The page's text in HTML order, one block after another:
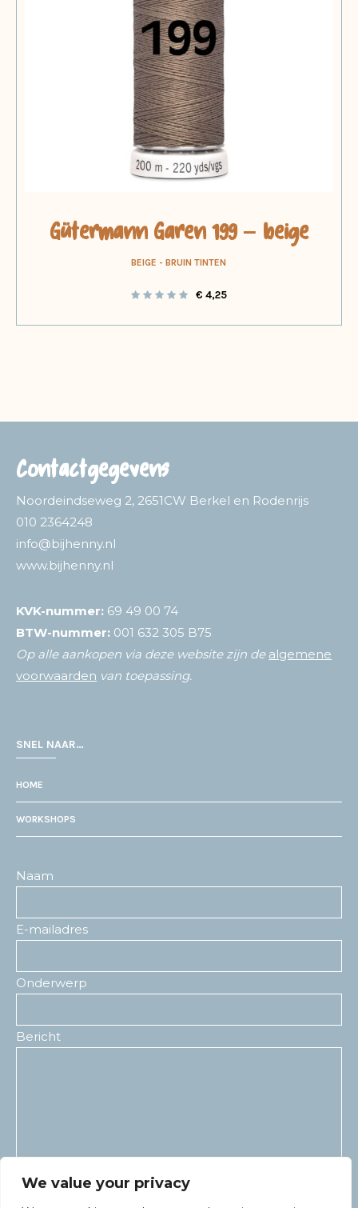
We value your privacy
Gütermann Garen 199 – beige
BEIGE - BRUIN TINTEN
€ 4,25
Contactgegevens
Noordeindseweg 2, 2651CW Berkel en Rodenrijs
010 2364248
info@bijhenny.nl
www.bijhenny.nl
KVK-nummer: 69 49 00 74
BTW-nummer: 001 632 305 B75
Op alle aankopen via deze website zijn de algemene
voorwaarden van toepassing.
SNEL NAAR…
HOME
WORKSHOPS
Naam
E-mailadres
Onderwerp
Bericht